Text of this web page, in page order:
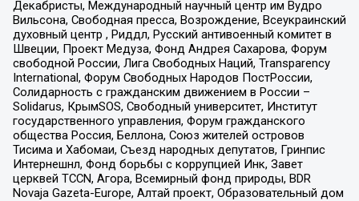
Декабристы, Международный научный центр им Вудро
Вильсона, Свободная пресса, Возрождение, Всеукраинский
духовный центр , Риддл, Русский антивоенный комитет в
Швеции, Проект Медуза, Фонд Андрея Сахарова, Форум
свободной России, Лига Свободных Наций, Transparеncy
International, Форум Свободных Народов ПостРоссии,
Солидарность с гражданским движением в России –
Solidarus, КрымSOS, Свободный университет, Институт
государственного управления, Форум гражданского
общества Россия, Беллона, Союз жителей островов
Тисима и Хабомаи, Съезд народных депутатов, Гринпис
Интернешнл, Фонд борьбы с коррупцией Инк, Завет
церквей TCCN, Агора, Всемирный фонд природы, BDR
Novaja Gazeta-Europe, Алтай проект, Образовательный дом